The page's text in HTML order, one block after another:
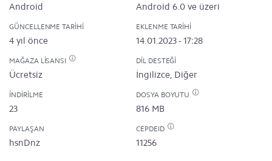
Android Android 6.0 ve üzeri
GÜNCELLENME TARIHI
4 yıl önce
EKLENME TARIHI
14.01.2023 - 17:28
MAĞAZA LISANSI
Ücretsiz
DIL DESTEĞI
İngilizce, Diğer
İNDIRILME
23
DOSYA BOYUTU
816 MB
PAYLAŞAN
hsnDnz
CEPDEID
11256